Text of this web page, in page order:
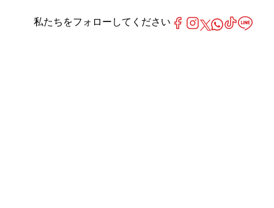
私たちをフォローしてください